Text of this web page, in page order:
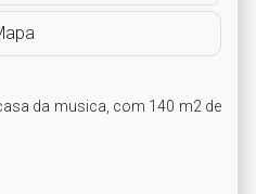
da musica, com 140 m2 de